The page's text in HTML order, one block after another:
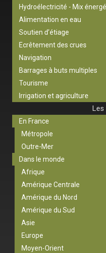
Hydroélectricité - Mix
Alimentation en eau
Soutien d’étiage
Ecrêtement des crues
Navigation
Barrages à buts multiples
Tourisme
Irrigation et agriculture
Les
En France
Métropole
Outre-Mer
Dans le monde
Afrique
Amérique Centrale
Amérique du Nord
Amérique du Sud
Asie
Europe
Moyen-Orient